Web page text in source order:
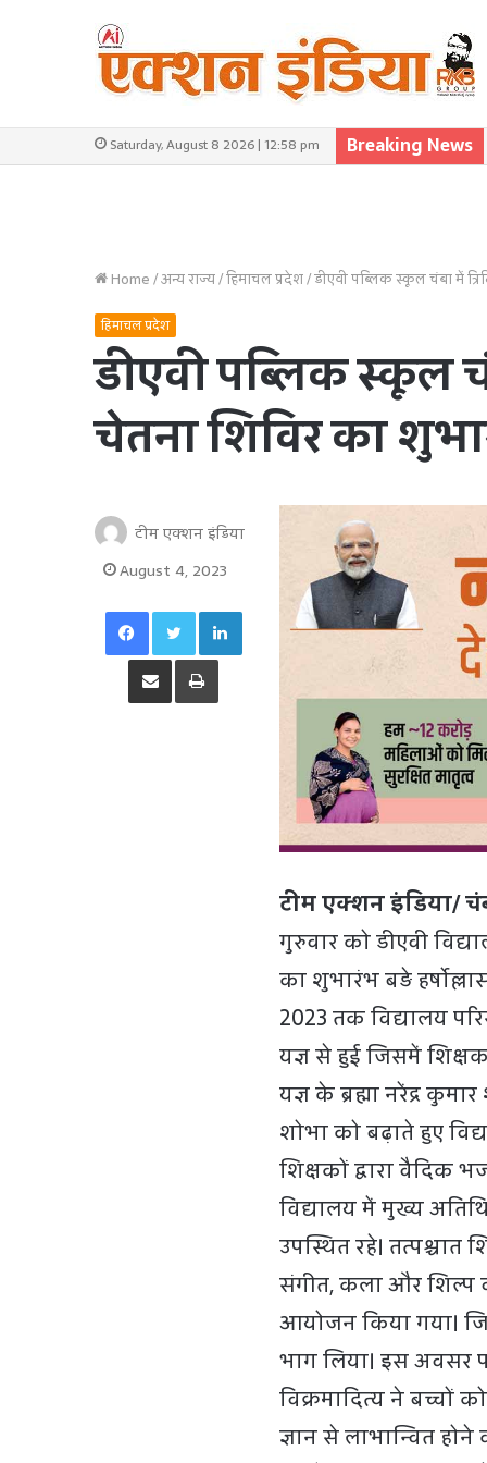
Saturday, August 8 2026 | 12:58 pm Breaking News
Home/अन्य राज्य/हिमाचल प्रदेश/डीएवी पब्लिक स्कूल चंबा में
हिमाचल प्रदेश
डीएवी पब्लिक स्कूल
चेतना शिविर का
टीम एक्शन इंडिया/
गुरुवार को डीएवी
का शुभारंभ बड़े
2023 तक विद्यालय
यज्ञ से हुई जिसमें
यज्ञ के ब्रह्मा नरेंद्र
शोभा को बढ़ाते हुए
शिक्षकों द्वारा वैदिक
विद्यालय में मुख्य
उपस्थित रहे। तत्पश्चात
संगीत, कला और शिल्प
आयोजन किया गया।
भाग लिया। इस अवसर
विक्रमादित्य ने बच्चों
ज्ञान से लाभान्वित
टीम एक्शन इंडिया
August 4, 2023
Facebook Twitter LinkedIn
Share via Email Print